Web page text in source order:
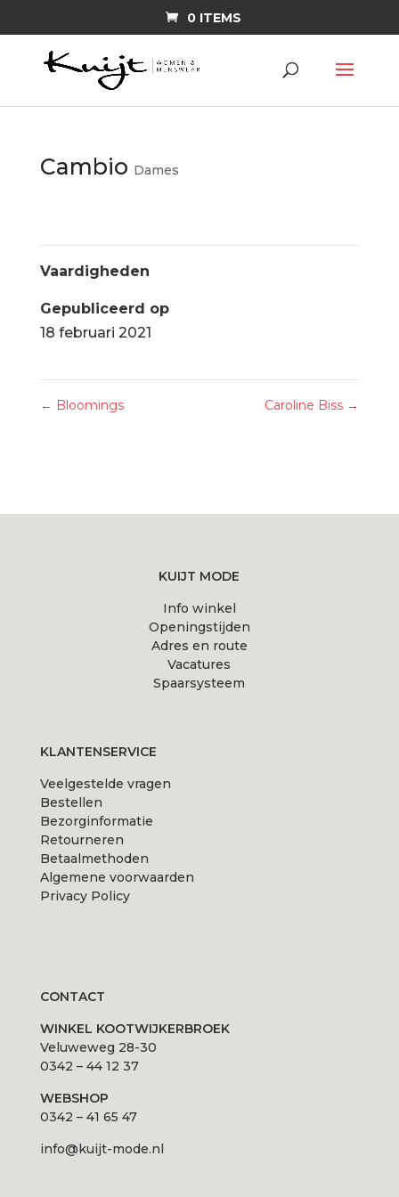
0 ITEMS
Cambio Dames
Vaardigheden
Gepubliceerd op
18 februari 2021
← Bloomings Caroline Biss →
KUIJT MODE
Info winkel
Openingstijden
Adres en route
Vacatures
Spaarsysteem
KLANTENSERVICE
Veelgestelde vragen
Bestellen
Bezorginformatie
Retourneren
Betaalmethoden
Algemene voorwaarden
Privacy Policy
CONTACT
WINKEL KOOTWIJKERBROEK
Veluweweg 28-30
0342 – 44 12 37
WEBSHOP
0342 – 41 65 47
info@kuijt-mode.nl